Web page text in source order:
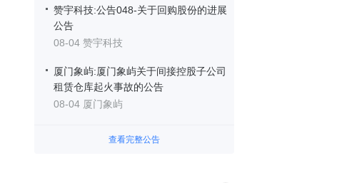
赞宇科技:公告048-关于回购股份的进展
公告
08-04 赞宇科技
厦门象屿:厦门象屿关于间接控股子公司
租赁仓库起火事故的公告
08-04 厦门象屿
查看完整公告